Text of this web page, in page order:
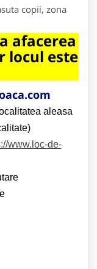
copii, zona
afacerea
locul este
aleasa
www.loc-de-